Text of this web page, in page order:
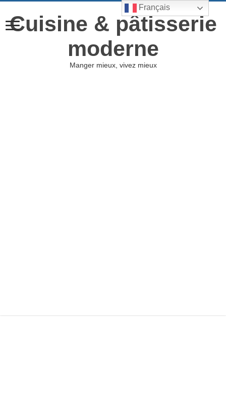
Cuisine & pâtisserie
moderne
Manger mieux, vivez mieux
Français